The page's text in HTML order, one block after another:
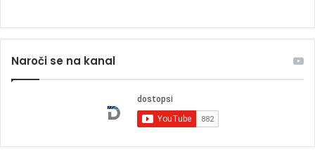
Naroči se na kanal